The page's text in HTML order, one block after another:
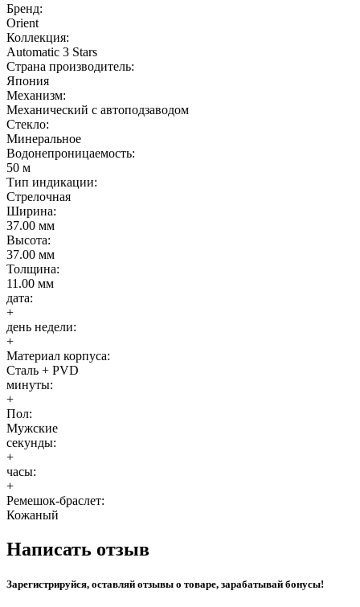
Бренд:
Orient
Коллекция:
Automatic 3 Stars
Страна производитель:
Япония
Механизм:
Механический с автоподзаводом
Стекло:
Минеральное
Водонепроницаемость:
50 м
Тип индикации:
Стрелочная
Ширина:
37.00 мм
Высота:
37.00 мм
Толщина:
11.00 мм
дата:
+
день недели:
+
Материал корпуса:
Сталь + PVD
минуты:
+
Пол:
Мужские
секунды:
+
часы:
+
Ремешок-браслет:
Кожаный
Написать отзыв
Зарегистрируйся, оставляй отзывы о товаре, зарабатывай бонусы!